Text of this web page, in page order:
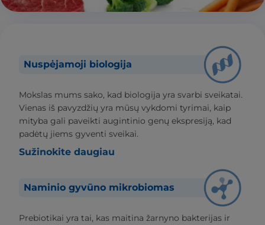
Nuspėjamoji biologija
Mokslas mums sako, kad biologija yra svarbi sveikatai.
Vienas iš pavyzdžių yra mūsų vykdomi tyrimai, kaip
mityba gali paveikti augintinio genų ekspresiją, kad
padėtų jiems gyventi sveikai.
Sužinokite daugiau
Naminio gyvūno mikrobiomas
Prebiotikai yra tai, kas maitina žarnyno bakterijas ir